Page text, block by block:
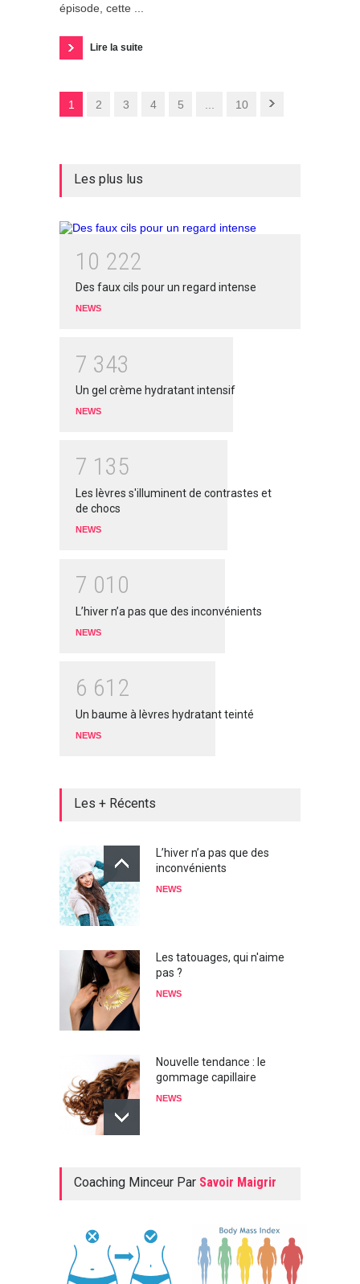
épisode, cette ...
Lire la suite
1 2 3 4 5 ... 10
Les plus lus
1 0 222
Des faux cils pour un regard intense
NEWS
7 343
Un gel crème hydratant intensif
NEWS
7 1 35
Les lèvres s'illuminent de contrastes et
de chocs
NEWS
7 01 0
L’hiver n’a pas que des inconvénients
NEWS
6 61 2
Un baume à lèvres hydratant teinté
NEWS
Les + Récents
L’hiver n’a pas que des
inconvénients
NEWS
Les tatouages, qui n'aime
pas ?
NEWS
Nouvelle tendance : le
gommage capillaire
NEWS
c'est facile.
Un perfecteur magique
Coaching Minceur Par Savoir Maigrir